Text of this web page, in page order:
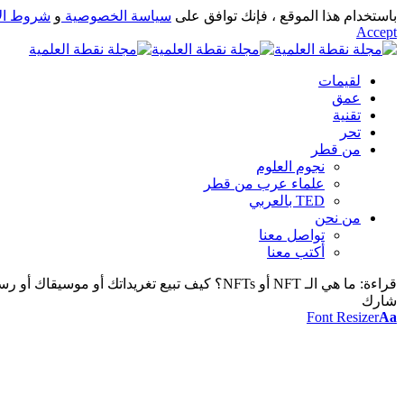
باستخدام هذا الموقع ، فإنك توافق على سياسة الخصوصية و شروط
Accept
لقيمات
عمق
تقنية
تحر
من قطر
نجوم العلوم
علماء عرب من قطر
TED بالعربي
من نحن
تواصل معنا
أكتب معنا
قراءة: ما هي الـ NFT أو NFTs؟ كيف تبيع تغريداتك أو موسيقاك أو رسوماتك بالملايين؟
شارك
Font ResizerAa